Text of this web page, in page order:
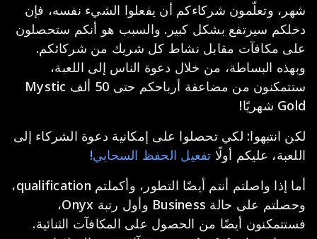
شهر، وتعلّمون شركاءكم أن يفعلوا الشيء نفسه، فإن
دخلكم سيرتفع بشكل كبير. والسبب هو أنكم ستحصلون
على مكافآت مقابل نشاط كل شريك من شركائكم.
وبهذه البساطة، من خلال دعوة الناس إلى اللعبة،
ستتمكنون من مضاعفة أرباحكم حتى 50 ألف Mystic
Gold شهريًا!
لكن انتبهوا: لكي تحصلوا على إمكانية دعوة الشركاء إلى
اللعبة، عليكم أولًا تفعيل الحفظ السحابي!
أما إذا واصلتم أنتم أيضًا التطور، وأكملتم qualification،
وحصلتم على حالة Business وأول رتبة Onyx،
فستتمكنون أيضًا من الحصول على المكافآت الثنائية.